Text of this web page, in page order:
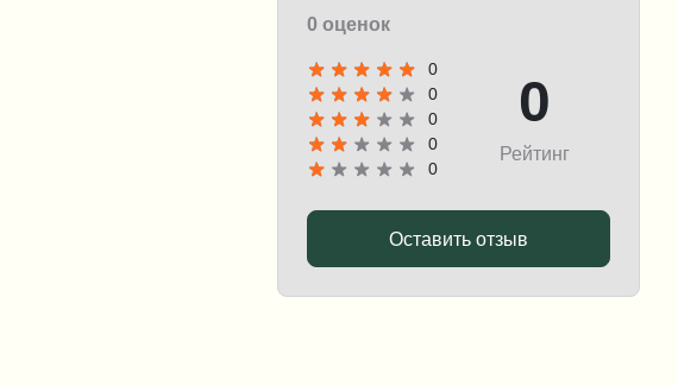
0 оценок
0
0
0
0
0
0
Рейтинг
Оставить отзыв